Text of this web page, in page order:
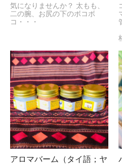
品の発送が厳しくなっており
は、下記（枠内）をご覧くだ
と24日の発送ができませんの
イ気分キャンペーン・割引半
のチャンスをお見逃しなく！
から国際郵便が再開しました
待ちしております。 ★新型コ
り、国際便が少ないため、国
た。2021年1月25日 ★国際郵
ありがとうございます。 大変
便による国際郵便が再開しま
予定ですが、コロナの影響も
います。（約17日でお手元に
ださい。 皆様のご注文をお待
月19日 ★プロモーション!!!!!タ
気になりませんか？ 太もも、
二の腕、お尻の下のボコボ
コ・・・
アロマバーム（タイ語；ヤ